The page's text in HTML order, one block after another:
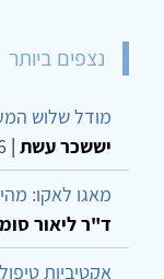
נצפים ביותר
מודל שלוש
יששכר עשת |
מאגו לאקו:
ד"ר ליאור
אקטיביות